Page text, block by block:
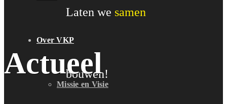
Over VKP
Missie en Visie
Laten we samen
bouwen!
Actueel